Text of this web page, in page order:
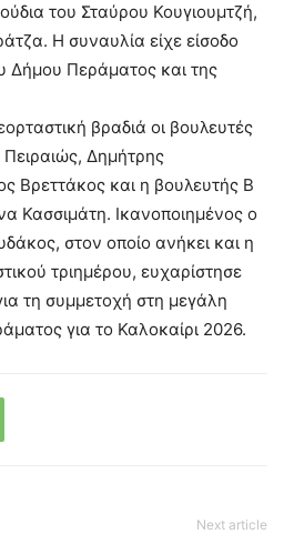
του Σταύρου Κουγιουμτζή,
Η συναυλία είχε είσοδο
Δήμου Περάματος και της
βραδιά οι βουλευτές
Δημήτρης
Βρεττάκος και η βουλευτής B
Κασσιμάτη. Ικανοποιημένος ο
στον οποίο ανήκει και η
τριημέρου, ευχαρίστησε
τη συμμετοχή στη μεγάλη
για το Καλοκαίρι 2026.
Next article